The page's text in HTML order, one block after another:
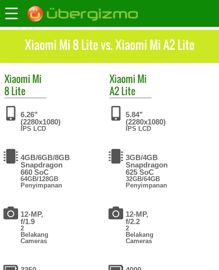
Xiaomi Mi 8 Lite vs. Xiaomi Mi A2 Lite
Xiaomi Mi
8 Lite
6.26"
(2280x1080)
IPS LCD
4GB/6GB/8GB
Snapdragon
660 SoC
64GB/128GB
Penyimpanan
12-MP,
f/1.9
2
Belakang
Cameras
Xiaomi Mi
A2 Lite
5.84"
(2280x1080)
IPS LCD
3GB/4GB
Snapdragon
625 SoC
32GB/64GB
Penyimpanan
12-MP,
f/2.2
2
Belakang
Cameras